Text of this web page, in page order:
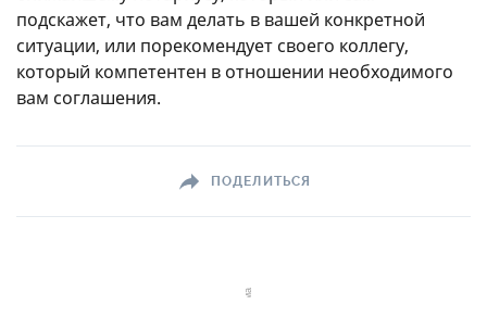
подскажет, что вам делать в вашей конкретной
ситуации, или порекомендует своего коллегу,
который компетентен в отношении необходимого
вам соглашения.
ПОДЕЛИТЬСЯ